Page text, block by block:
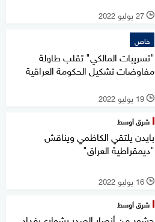
l 27 يوليو 2022
خاص
"تسريبات المالكي" تقلب طاولة
مفاوضات تشكيل الحكومة العراقية
l 19 يوليو 2022
شرق أوسط
بايدن يلتقي الكاظمي ويناقش
"ديمقراطية العراق"
l 16 يوليو 2022
شرق أوسط